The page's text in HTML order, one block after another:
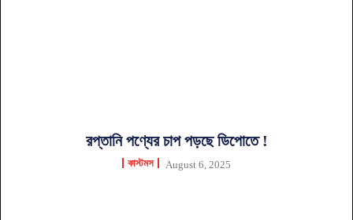
রপ্তানি পণ্যের চাপ পড়ছে ডিপোতে !
কাস্টমস August 6, 2025